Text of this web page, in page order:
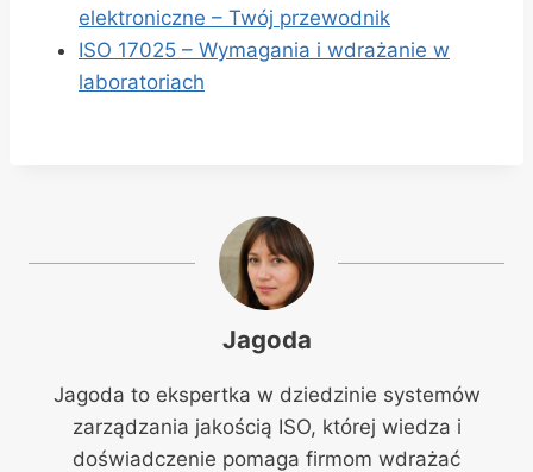
elektroniczne – Twój przewodnik
ISO 17025 – Wymagania i wdrażanie w
laboratoriach
Jagoda
Jagoda to ekspertka w dziedzinie systemów
zarządzania jakością ISO, której wiedza i
doświadczenie pomaga firmom wdrażać